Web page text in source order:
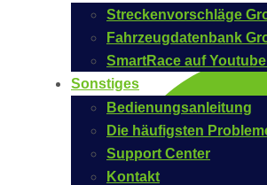
Streckenvorschläge
Fahrzeugdatenbank
SmartRace auf Youtube
Sonstiges
Bedienungsanleitung
Die häufigsten
Support Center
Kontakt